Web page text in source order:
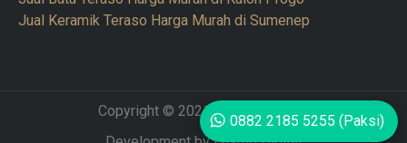
Jual Keramik Teraso Harga Murah di Sumenep
Copyright © 2021 Teraso Furnitur
0882 2185 5255 (Paksi)